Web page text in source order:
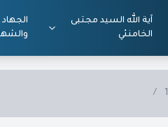
آية الله السيد مجتبى
الخامنئي
الجهاد
/